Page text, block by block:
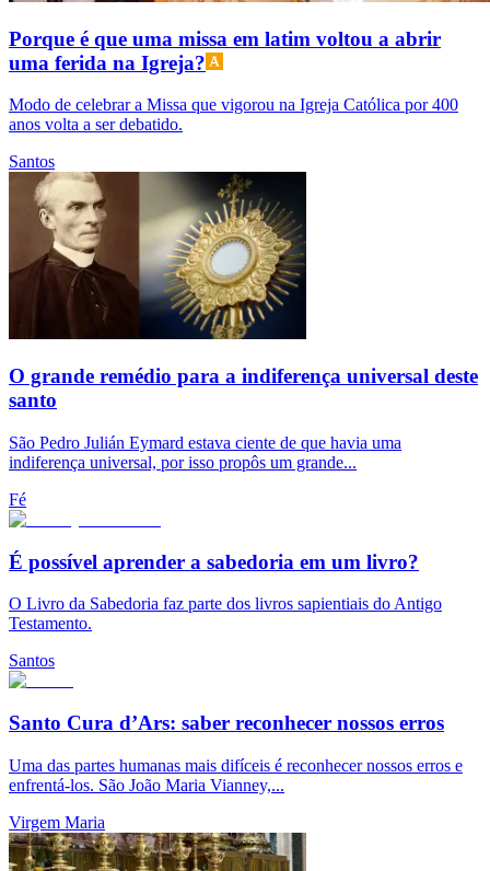
Porque é que uma missa em latim voltou a abrir
uma ferida na Igreja?
Modo de celebrar a Missa que vigorou na Igreja Católica por 400
anos volta a ser debatido.
Santos
O grande remédio para a indiferença universal deste
santo
São Pedro Julián Eymard estava ciente de que havia uma
indiferença universal, por isso propôs um grande...
Fé
É possível aprender a sabedoria em um livro?
O Livro da Sabedoria faz parte dos livros sapientiais do Antigo
Testamento.
Santos
Santo Cura d’Ars: saber reconhecer nossos erros
Uma das partes humanas mais difíceis é reconhecer nossos erros e
enfrentá-los. São João Maria Vianney,...
Virgem Maria